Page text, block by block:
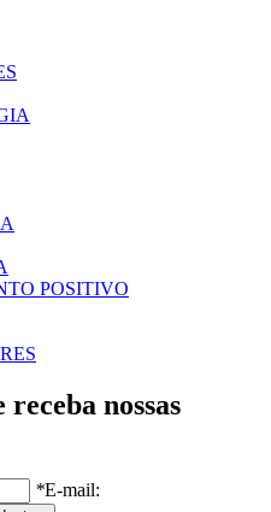
POSITIVO
nossas
*E-mail: